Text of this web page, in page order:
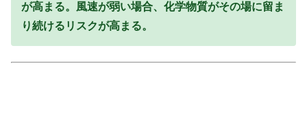
が高まる。風速が弱い場合、化学物質がその場に留ま
り続けるリスクが高まる。